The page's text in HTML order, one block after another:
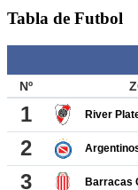
Tabla de Futbol